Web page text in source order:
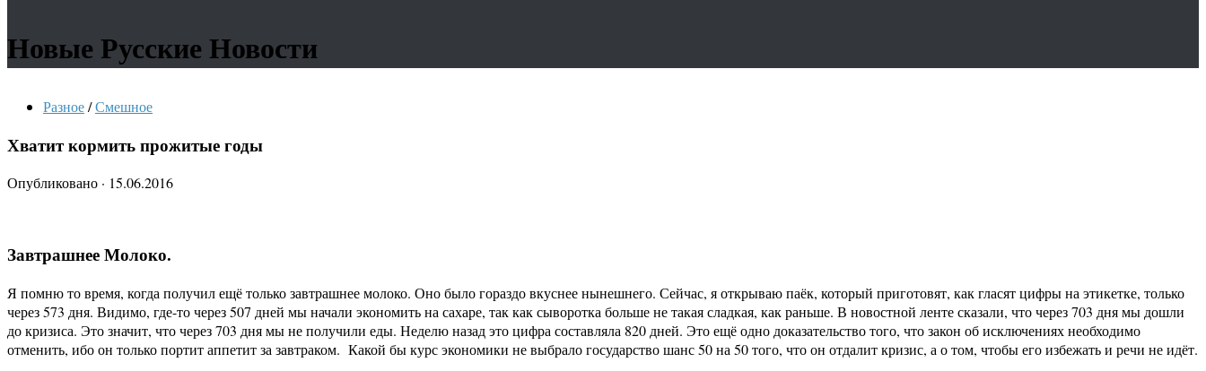
Новые Русские Новости
Разное/Смешное
Хватит кормить прожитые годы
Опубликовано · 15.06.2016
Завтрашнее Молоко.
Я помню то время, когда получил ещё только завтрашнее молоко. Оно было гораздо вкуснее нынешнего. Сейчас, я открываю паёк, который приготовят, как гласят цифры на этикетке, только
через 573 дня. Видимо, где-то через 507 дней мы начали экономить на сахаре, так как сыворотка больше не такая сладкая, как раньше. В новостной ленте сказали, что через 703 дня мы дошли
до кризиса. Это значит, что через 703 дня мы не получили еды. Неделю назад это цифра составляла 820 дней. Это ещё одно доказательство того, что закон об исключениях необходимо
отменить, ибо он только портит аппетит за завтраком. Какой бы курс экономики не выбрало государство шанс 50 на 50 того, что он отдалит кризис, а о том, чтобы его избежать и речи не идёт.